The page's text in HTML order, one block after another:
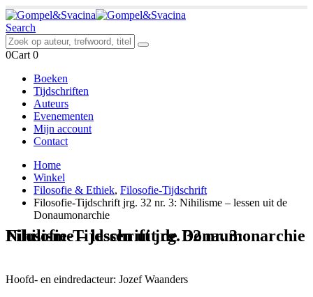
Search
0Cart 0
Boeken
Tijdschriften
Auteurs
Evenementen
Mijn account
Contact
Home
Winkel
Filosofie & Ethiek, Filosofie-Tijdschrift
Filosofie-Tijdschrift jrg. 32 nr. 3: Nihilisme – lessen uit de
Donaumonarchie
Filosofie-Tijdschrift jrg. 32 nr. 3: Nihilisme – lessen uit de Donaumonarchie
Hoofd- en eindredacteur: Jozef Waanders